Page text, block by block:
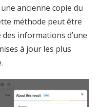
ancienne copie du
méthode peut être
des informations d’une
à jour les plus